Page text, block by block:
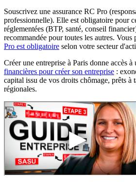
Souscrivez une assurance RC Pro
professionnelle). Elle est obligatoire pour
réglementées (BTP, santé, conseil
recommandée pour toutes les autres.
Pro est obligatoire selon votre secteur
Créer une entreprise à Paris donne accès
financières pour créer son entreprise :
capital issu de vos droits chômage, prêts à
régionales.